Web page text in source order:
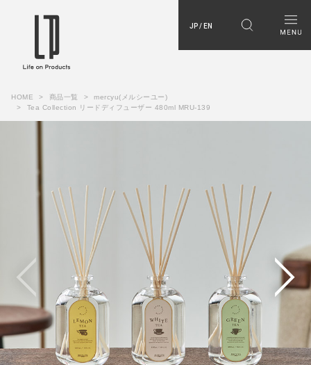
JP / EN
HOME 商品一覧
mercyu(メルシーユー)
Tea Collection リードディフューザー 480ml MRU-139